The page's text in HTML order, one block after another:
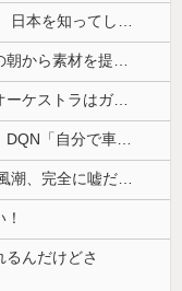
海外「日本なんて行くんじゃなかった…」 日本を知ってしまったディズニー信者、帰国後『本家』に失望する事態に
【画像】サンモニの女子アナさん、日曜の朝から素材を提供してしまう
【悲報】音楽愛好家「クラシック音楽のオーケストラはガラガラなのに、ゲーム音楽のオーケストラは満員……本当にイライラする」
【討論】オタク「パソコン自作できます」DQN「自分で車やバイクいじれます」
【恐怖】 家族葬・一日葬なら安いという風潮、完全に嘘だった・・・・
るんだけどさ